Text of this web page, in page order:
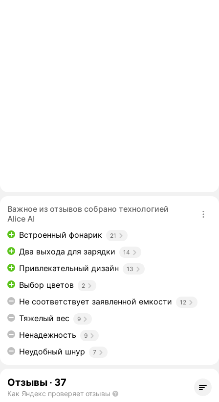
Важное из отзывов собрано технологией
Alice AI
Встроенный фонарик
21
Два выхода для зарядки 14
Привлекательный дизайн 13
Выбор цветов 2
Не соответствует заявленной емкости 12
Тяжелый вес 9
Ненадежность 9
Неудобный шнур 7
Отзывы · 37
Как Яндекс проверяет отзывы